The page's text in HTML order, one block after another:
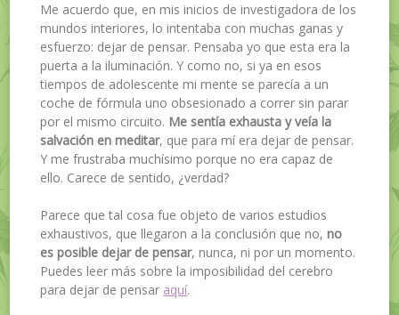
Me acuerdo que, en mis inicios de investigadora de los
mundos interiores, lo intentaba con muchas ganas y
esfuerzo: dejar de pensar. Pensaba yo que esta era la
puerta a la iluminación. Y como no, si ya en esos
tiempos de adolescente mi mente se parecía a un
coche de fórmula uno obsesionado a correr sin parar
por el mismo circuito. Me sentía exhausta y veía la
salvación en meditar, que para mí era dejar de pensar.
Y me frustraba muchísimo porque no era capaz de
ello. Carece de sentido, ¿verdad?
Parece que tal cosa fue objeto de varios estudios
exhaustivos, que llegaron a la conclusión que no, no
es posible dejar de pensar, nunca, ni por un momento.
Puedes leer más sobre la imposibilidad del cerebro
para dejar de pensar aquí.